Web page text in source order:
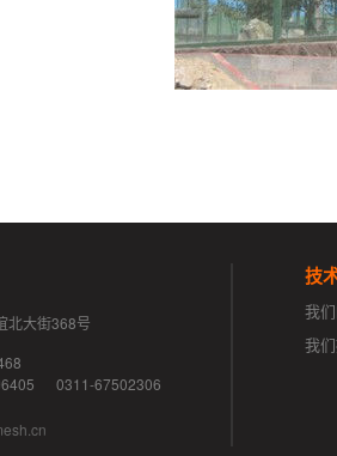
北大街368号
0311-67502306
技
我